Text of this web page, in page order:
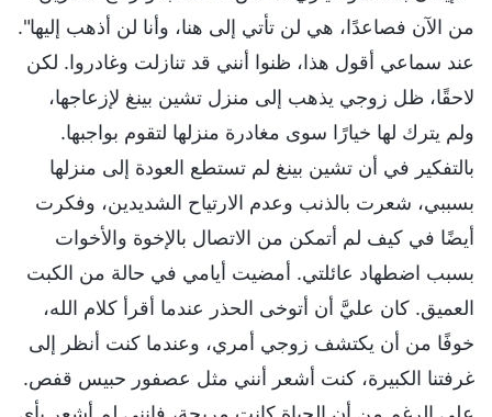
من الآن فصاعدًا، هي لن تأتي إلى هنا، وأنا لن أذهب إليها".
عند سماعي أقول هذا، ظنوا أنني قد تنازلت وغادروا. لكن
لاحقًا، ظل زوجي يذهب إلى منزل تشين بينغ لإزعاجها،
ولم يترك لها خيارًا سوى مغادرة منزلها لتقوم بواجبها.
بالتفكير في أن تشين بينغ لم تستطع العودة إلى منزلها
بسببي، شعرت بالذنب وعدم الارتياح الشديدين، وفكرت
أيضًا في كيف لم أتمكن من الاتصال بالإخوة والأخوات
بسبب اضطهاد عائلتي. أمضيت أيامي في حالة من الكبت
العميق. كان عليَّ أن أتوخى الحذر عندما أقرأ كلام الله،
خوفًا من أن يكتشف زوجي أمري، وعندما كنت أنظر إلى
غرفتنا الكبيرة، كنت أشعر أنني مثل عصفور حبيس قفص.